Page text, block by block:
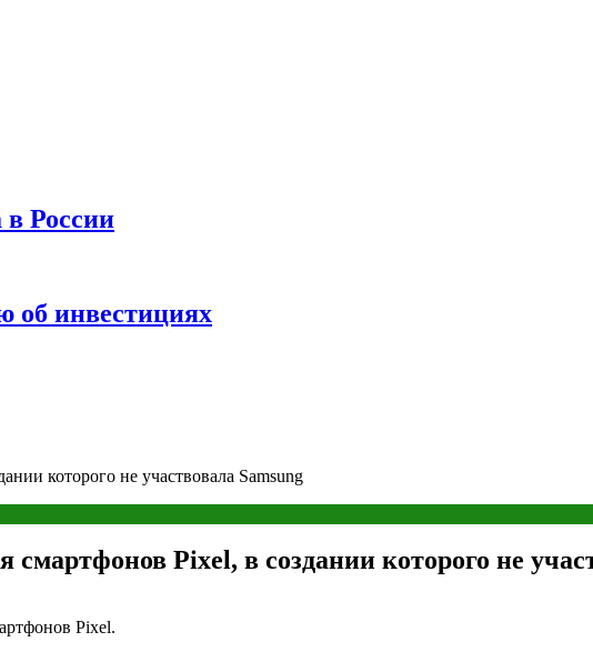
в России
об инвестициях
которого не участвовала Samsung
смартфонов Pixel, в создании которого не
Pixel.